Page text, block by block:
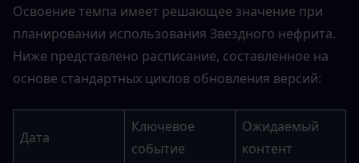
Освоение темпа имеет решающее значение при
планировании использования Звездного нефрита.
Ниже представлено расписание, составленное на
основе стандартных циклов обновления версий:
Дата
Ключевое
событие
Ожидаемый
контент